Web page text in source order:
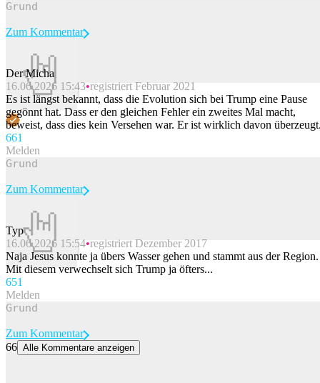
Beitrag melden
Zum Kommentar
Der Micha
16.06.2026 15:43 registriert Februar 2021
Es ist längst bekannt, dass die Evolution sich bei Trump eine Pause
gegönnt hat. Dass er den gleichen Fehler ein zweites Mal macht,
beweist, dass dies kein Versehen war. Er ist wirklich davon
661
Melden
Beitrag melden
Zum Kommentar
Typ
16.06.2026 15:54 registriert Dezember 2017
Naja Jesus konnte ja übers Wasser gehen und stammt aus der Region.
Mit diesem verwechselt sich Trump ja öfters...
651
Melden
Zum Kommentar
66 Alle Kommentare anzeigen